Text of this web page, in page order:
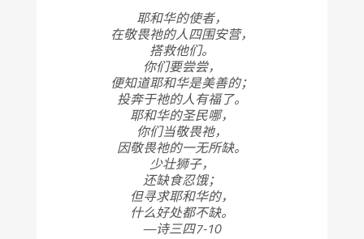
耶和华的使者，
在敬畏祂的人四围安营，
搭救他们。
你们要尝尝，
便知道耶和华是美善的；
投奔于祂的人有福了。
耶和华的圣民哪，
你们当敬畏祂，
因敬畏祂的一无所缺。
少壮狮子，
还缺食忍饿；
但寻求耶和华的，
什么好处都不缺。
—诗三四7-10